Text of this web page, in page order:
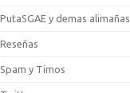
PutaSGAE y demas alimañas
Reseñas
Spam y Timos